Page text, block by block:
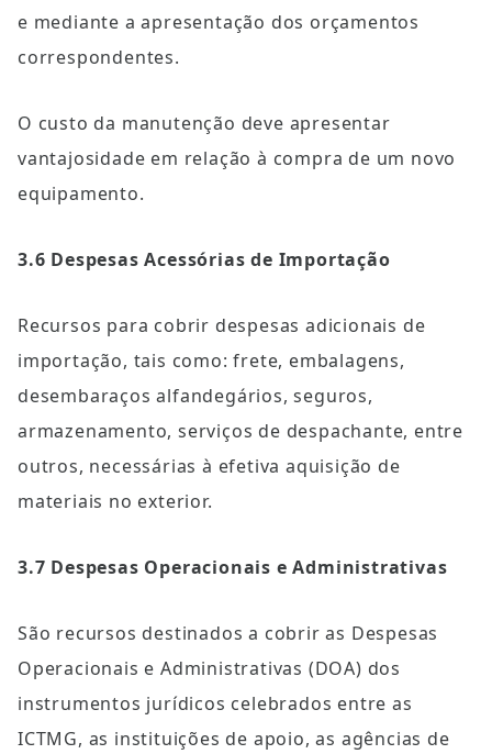
e mediante a apresentação dos orçamentos
correspondentes.
O custo da manutenção deve apresentar
vantajosidade em relação à compra de um novo
equipamento.
3.6 Despesas Acessórias de Importação
Recursos para cobrir despesas adicionais de
importação, tais como: frete, embalagens,
desembaraços alfandegários, seguros,
armazenamento, serviços de despachante, entre
outros, necessárias à efetiva aquisição de
materiais no exterior.
3.7 Despesas Operacionais e Administrativas
São recursos destinados a cobrir as Despesas
Operacionais e Administrativas (DOA) dos
instrumentos jurídicos celebrados entre as
ICTMG, as instituições de apoio, as agências de